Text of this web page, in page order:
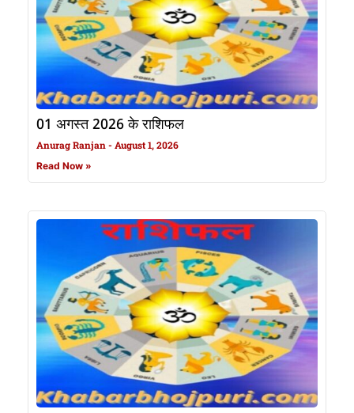
01 अगस्त 2026 के राशिफल
Anurag Ranjan August 1, 2026
Read Now »